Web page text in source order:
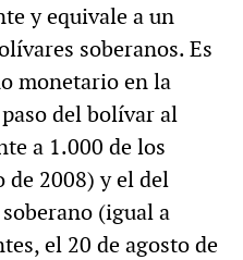
y equivale a un
soberanos. Es
monetario en la
del bolívar al
a 1.000 de los
de 2008) y el del
(igual a
el 20 de agosto de